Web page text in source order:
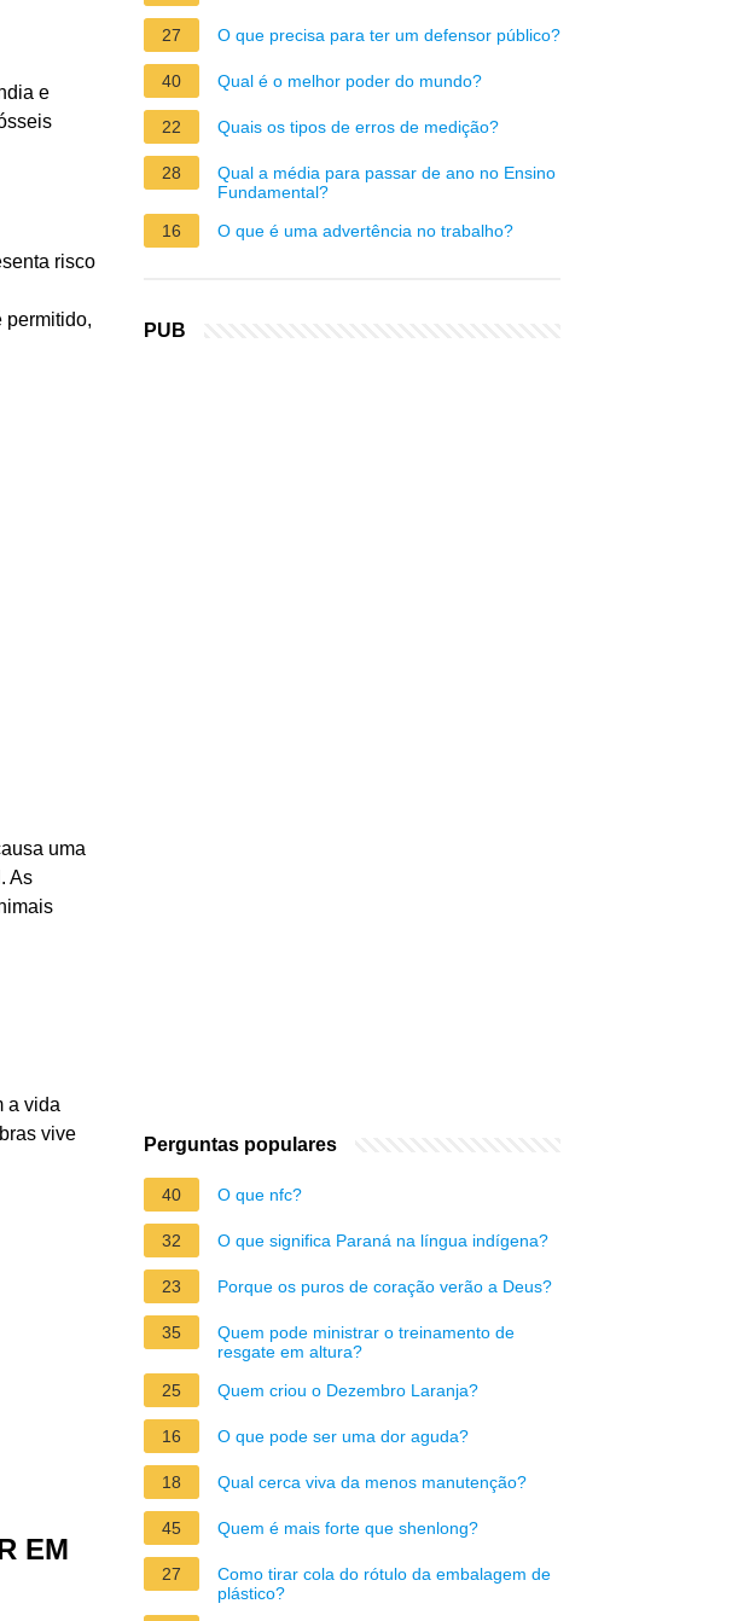
e
risco
permitido,
uma
As
a vida
vive
EM
27 O que precisa para ter um defensor público?
40 Qual é o melhor poder do mundo?
22 Quais os tipos de erros de medição?
28
Qual a média para passar de ano no Ensino
Fundamental?
16
O que é uma advertência no trabalho?
PUB
Perguntas populares
40 O que nfc?
32 O que significa Paraná na língua indígena?
23 Porque os puros de coração verão a Deus?
35
Quem pode ministrar o treinamento de
resgate em altura?
25
Quem criou o Dezembro Laranja?
16 O que pode ser uma dor aguda?
18 Qual cerca viva da menos manutenção?
45 Quem é mais forte que shenlong?
27
Como tirar cola do rótulo da embalagem de
plástico?